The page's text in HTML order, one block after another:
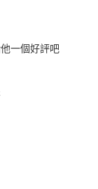
一個好評吧